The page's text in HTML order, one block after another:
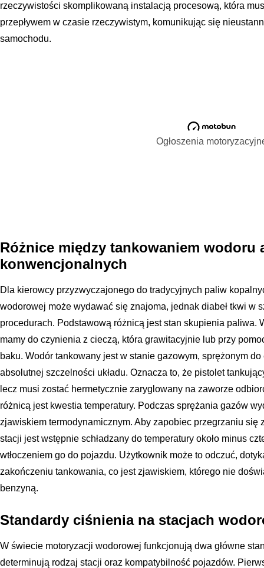
rzeczywistości skomplikowaną instalacją procesową, która
przepływem w czasie rzeczywistym, komunikując się
samochodu.
Ogłoszenia
Różnice między tankowaniem wodoru
konwencjonalnych
Dla kierowcy przyzwyczajonego do tradycyjnych paliw
wodorowej może wydawać się znajoma, jednak diabeł tkwi w
procedurach. Podstawową różnicą jest stan skupienia paliwa.
mamy do czynienia z cieczą, która grawitacyjnie lub przy
baku. Wodór tankowany jest w stanie gazowym, sprężonym
absolutnej szczelności układu. Oznacza to, że pistolet
lecz musi zostać hermetycznie zaryglowany na zaworze
różnicą jest kwestia temperatury. Podczas sprężania gazów
zjawiskiem termodynamicznym. Aby zapobiec przegrzaniu się
stacji jest wstępnie schładzany do temperatury około minus
wtłoczeniem go do pojazdu. Użytkownik może to odczuć,
zakończeniu tankowania, co jest zjawiskiem, którego nie
benzyną.
Standardy ciśnienia na stacjach
W świecie motoryzacji wodorowej funkcjonują dwa główne
determinują rodzaj stacji oraz kompatybilność pojazdów.